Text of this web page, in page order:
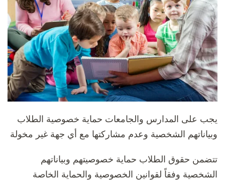
يجب على المدارس والجامعات حماية خصوصية الطلاب
وبياناتهم الشخصية وعدم مشاركتها مع أي جهة غير مخولة
تتضمن حقوق الطلاب حماية خصوصيتهم وبياناتهم
الشخصية وفقاً لقوانين الخصوصية والحماية الخاصة